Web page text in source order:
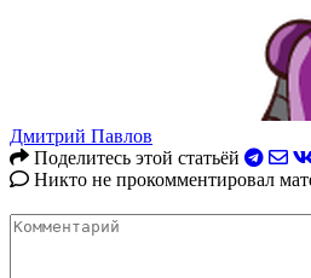
Дмитрий Павлов
Поделитесь этой статьёй
Никто не прокомментировал